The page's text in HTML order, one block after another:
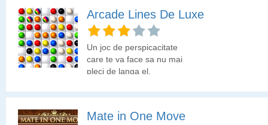
metoda de a colecta
diamantele spatiale.
Arcade Lines De Luxe
Un joc de perspicacitate
care te va face sa nu mai
pleci de langa el.
Mate in One Move